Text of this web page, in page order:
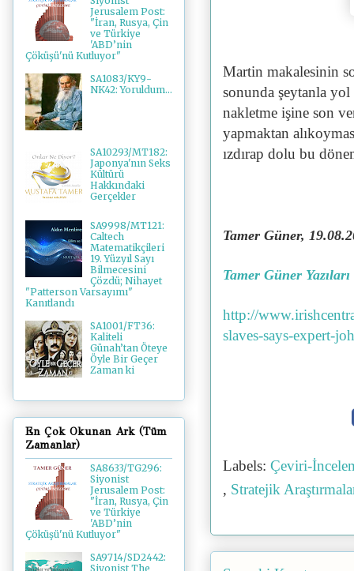
Martin makalesinin
sonunda şeytanla yol
nakletme işine son
yapmaktan
ızdırap dolu bu
Tamer Güner,
Tamer Güner Yazıları
http://
slaves-says-expert-
Labels: Çeviri-
, Stratejik
Jerusalem Post:
"İran, Rusya, Çin
ve Türkiye
'ABD’nin
Çöküşü'nü Kutluyor"
SA1083/KY9-
NK42: Yoruldum...
SA10293/MT182:
Japonya'nın Seks
Kültürü
Hakkındaki
Gerçekler
SA9998/MT121:
Caltech
Matematikçileri
19. Yüzyıl Sayı
Bilmecesini
Çözdü; Nihayet
"Patterson Varsayımı"
Kanıtlandı
SA1001/FT36:
Kaliteli
Günah’tan Öteye
Öyle Bir Geçer
Zaman ki
En Çok Okunan Ark (Tüm
Zamanlar)
SA8633/TG296:
Siyonist
Jerusalem Post:
"İran, Rusya, Çin
ve Türkiye
'ABD’nin
Çöküşü'nü Kutluyor"
SA9714/SD2442:
Siyonist The